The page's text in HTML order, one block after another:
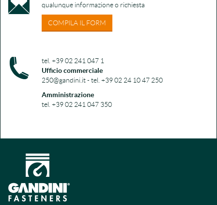
qualunque informazione o richiesta
COMPILA IL FORM
tel. +39 02 241 047 1
Ufficio commerciale
250@gandini.it - tel. +39 02 24 10 47 250
Amministrazione
tel. +39 02 241 047 350